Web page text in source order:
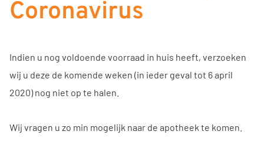
Coronavirus
Indien u nog voldoende voorraad in huis heeft, verzoeken
wij u deze de komende weken (in ieder geval tot 6 april
2020)nog niet op te halen.
Wij vragen u zo min mogelijk naar de apotheek te komen.